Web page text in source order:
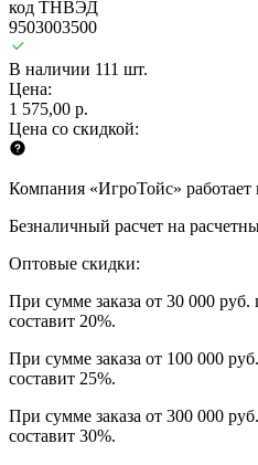
код ТНВЭД
9503003500
В наличии 111 шт.
Цена:
1 575,00 р.
Цена со скидкой:
Компания «ИгроТойс» работает
Безналичный расчет на
Оптовые скидки:
При сумме заказа от 30 000 руб.
составит 20%.
При сумме заказа от 100 000
составит 25%.
При сумме заказа от 300 000
составит 30%.